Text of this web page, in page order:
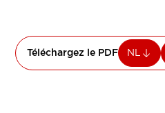
Téléchargez le PDF NL